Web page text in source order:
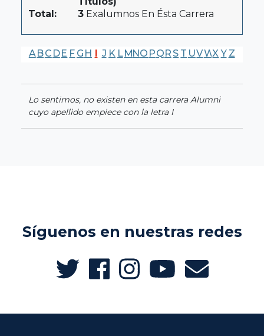
Total:
3 Exalumnos En Ésta Carrera
A BC DE F G H I J K LMNO PQR S T UVWX Y Z
Lo sentimos, no existen en esta carrera Alumni
cuyo apellido empiece con la letra I
Síguenos en nuestras redes